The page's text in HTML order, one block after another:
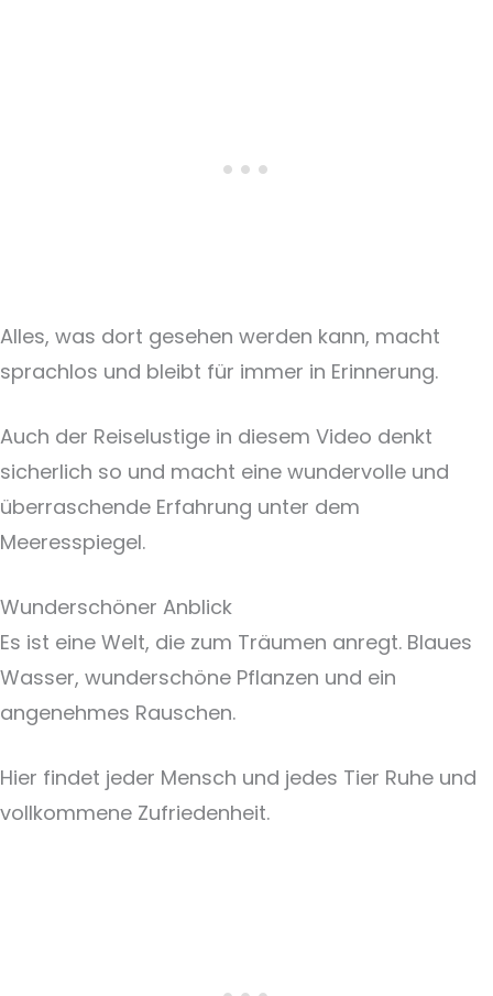
Alles, was dort gesehen werden kann, macht
sprachlos und bleibt für immer in Erinnerung.
Auch der Reiselustige in diesem Video denkt
sicherlich so und macht eine wundervolle und
überraschende Erfahrung unter dem
Meeresspiegel.
Wunderschöner Anblick
Es ist eine Welt, die zum Träumen anregt. Blaues
Wasser, wunderschöne Pflanzen und ein
angenehmes Rauschen.
Hier findet jeder Mensch und jedes Tier Ruhe und
vollkommene Zufriedenheit.